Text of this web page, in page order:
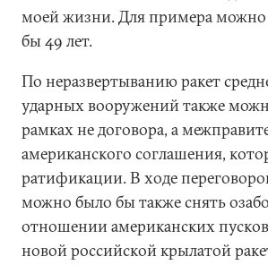
моей жизни. Для примера можно
бы 49 лет.
По неразвертыванию ракет
ударных вооружений также
рамках не договора, а
американского соглашения,
ратификации. В ходе
можно было бы также снять
отношении американских
новой российской крылатой